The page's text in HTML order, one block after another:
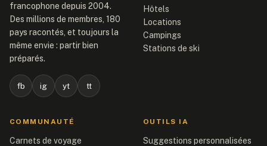
francophone depuis 2004.
Des millions de membres, 180
pays racontés, et toujours la
même envie : partir bien
préparés.
fb ig yt tt
Hôtels
Locations
Campings
Stations de ski
COMMUNAUTÉ
Carnets de voyage
OUTILS IA
Suggestions personnalisées